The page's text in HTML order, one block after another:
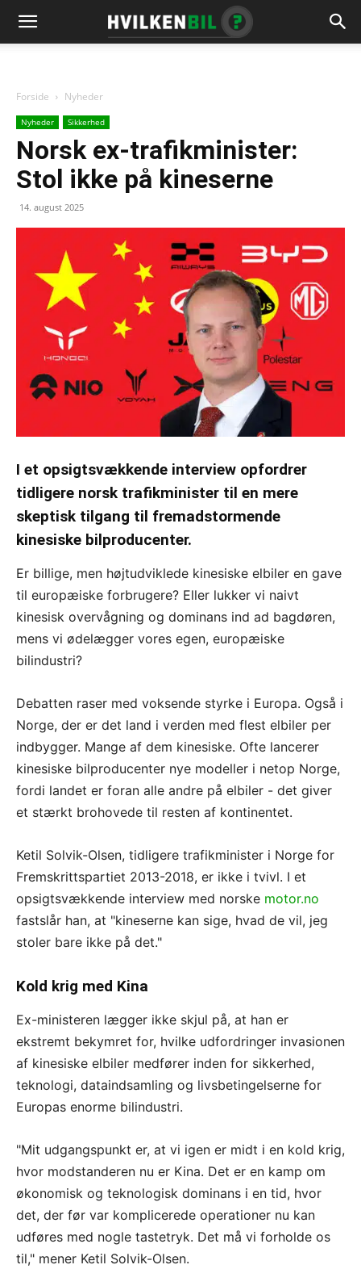
Forside Nyheder
Nyheder Sikkerhed
Norsk ex-trafikminister:
Stol ikke på kineserne
14. august 2025
I et opsigtsvækkende interview opfordrer
tidligere norsk trafikminister til en mere
skeptisk tilgang til fremadstormende
kinesiske bilproducenter.
Er billige, men højtudviklede kinesiske elbiler en gave
til europæiske forbrugere? Eller lukker vi naivt
kinesisk overvågning og dominans ind ad bagdøren,
mens vi ødelægger vores egen, europæiske
bilindustri?
Debatten raser med voksende styrke i Europa. Også i
Norge, der er det land i verden med flest elbiler per
indbygger. Mange af dem kinesiske. Ofte lancerer
kinesiske bilproducenter nye modeller i netop Norge,
fordi landet er foran alle andre på elbiler - det giver
et stærkt brohovede til resten af kontinentet.
Ketil Solvik-Olsen, tidligere trafikminister i Norge for
Fremskrittspartiet 2013-2018, er ikke i tvivl. I et
opsigtsvækkende interview med norske motor.no
fastslår han, at "kineserne kan sige, hvad de vil, jeg
stoler bare ikke på det."
Kold krig med Kina
Ex-ministeren lægger ikke skjul på, at han er
ekstremt bekymret for, hvilke udfordringer invasionen
af kinesiske elbiler medfører inden for sikkerhed,
teknologi, dataindsamling og livsbetingelserne for
Europas enorme bilindustri.
"Mit udgangspunkt er, at vi igen er midt i en kold krig,
hvor modstanderen nu er Kina. Det er en kamp om
økonomisk og teknologisk dominans i en tid, hvor
det, der før var komplicerede operationer nu kan
udføres med nogle tastetryk. Det må vi forholde os
til," mener Ketil Solvik-Olsen.